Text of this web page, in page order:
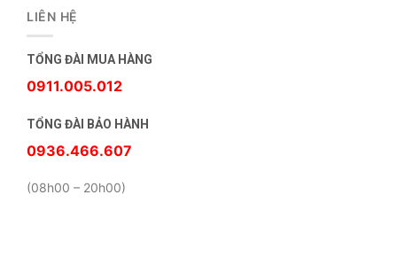
LIÊN HỆ
TỔNG ĐÀI MUA HÀNG
0911.005.012
TỔNG ĐÀI BẢO HÀNH
0936.466.607
(08h00 – 20h00)